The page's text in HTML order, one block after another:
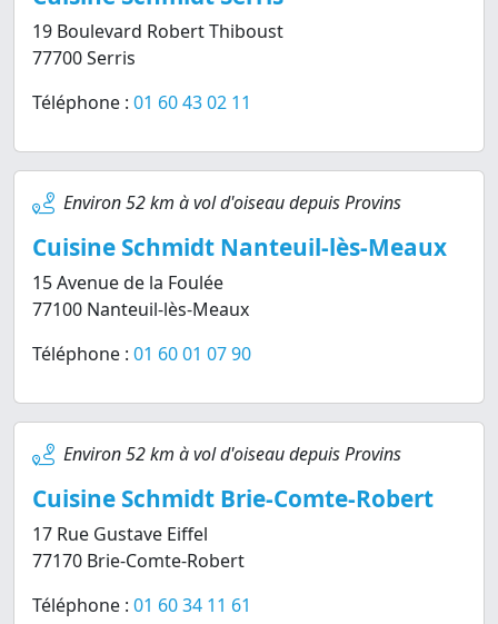
19 Boulevard Robert Thiboust
77700 Serris
Téléphone : 01 60 43 02 11
Environ 52 km à vol d'oiseau depuis Provins
Cuisine Schmidt Nanteuil-lès-Meaux
15 Avenue de la Foulée
77100 Nanteuil-lès-Meaux
Téléphone : 01 60 01 07 90
Environ 52 km à vol d'oiseau depuis Provins
Cuisine Schmidt Brie-Comte-Robert
17 Rue Gustave Eiffel
77170 Brie-Comte-Robert
Téléphone : 01 60 34 11 61